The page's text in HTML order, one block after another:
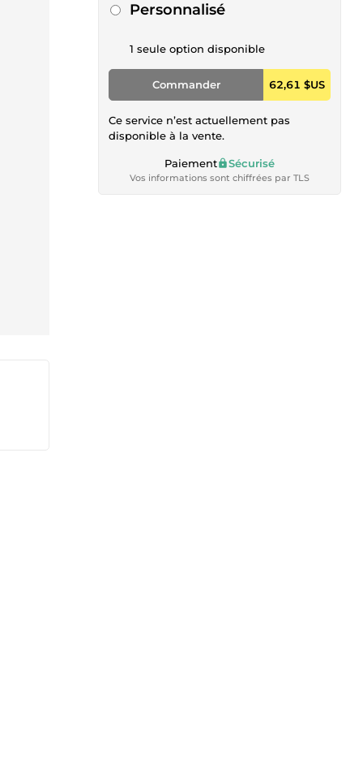
Personnalisé
1 seule option disponible
Commander 62,61 $US
Ce service n’est actuellement pas
disponible à la vente.
Paiement Sécurisé
Vos informations sont chiffrées par TLS